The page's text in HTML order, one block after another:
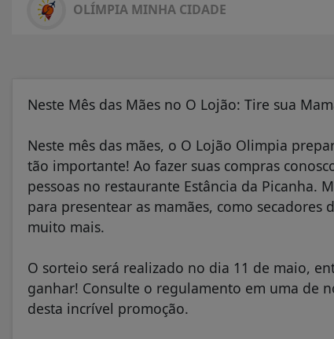
OLÍMPIA MINHA CIDADE
Neste Mês das Mães no O Lojão: Tire sua
Neste mês das mães, o O Lojão Olimpia
tão importante! Ao fazer suas compras
pessoas no restaurante Estância da Picanha.
para presentear as mamães, como secadores
muito mais.
O sorteio será realizado no dia 11 de maio,
ganhar! Consulte o regulamento em uma de
desta incrível promoção.